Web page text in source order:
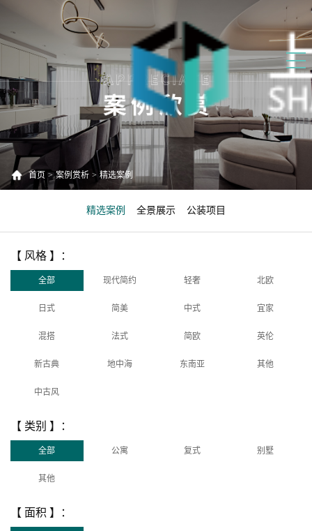
首页 > 案例赏析 > 精选案例
精选案例 全景展示 公装项目
【 风格 】：
全部 现代简约 轻奢 北欧
日式 简美 中式 宜家
混搭 法式 简欧 英伦
新古典 地中海 东南亚 其他
中古风
【 类别 】：
全部 公寓 复式 别墅
其他
【 面积 】：